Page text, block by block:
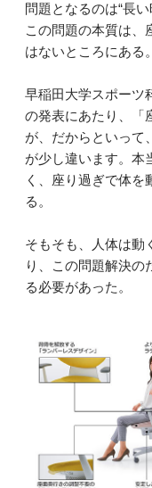
問題となるのは“長
この問題の本質は、
はないところにある。
早稲田大学スポーツ
の発表にあたり、「
が、だからといって
が少し違います。本
く、座り過ぎで体を
る。
そもそも、人体は動
り、この問題解決の
る必要があった。